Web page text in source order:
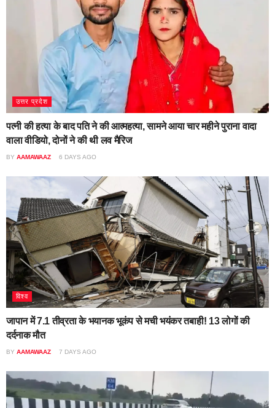
उत्तर प्रदेश
पत्नी की हत्या के बाद पति ने की आत्महत्या, सामने आया चार महीने पुराना वादा
वाला वीडियो, दोनों ने की थी लव मैरिज
BY AAMAWAAZ 6 DAYS AGO
विश्व
जापान में 7.1 तीव्रता के भयानक भूकंप से मची भयंकर तबाही! 13 लोगों की
दर्दनाक मौत
BY AAMAWAAZ 7 DAYS AGO